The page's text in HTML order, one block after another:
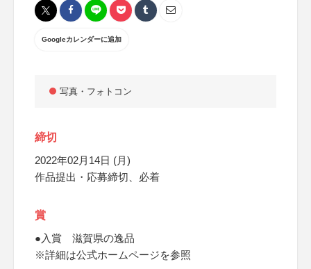
Googleカレンダーに追加
写真・フォトコン
締切
2022年02月14日 (月)
作品提出・応募締切、必着
賞
●入賞 滋賀県の逸品
※詳細は公式ホームページを参照